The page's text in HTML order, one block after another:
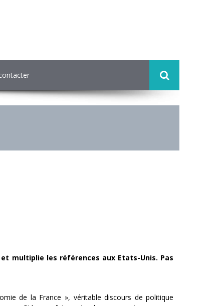
multiplie les références aux Etats-Unis. Pas
de la France », véritable discours de politique